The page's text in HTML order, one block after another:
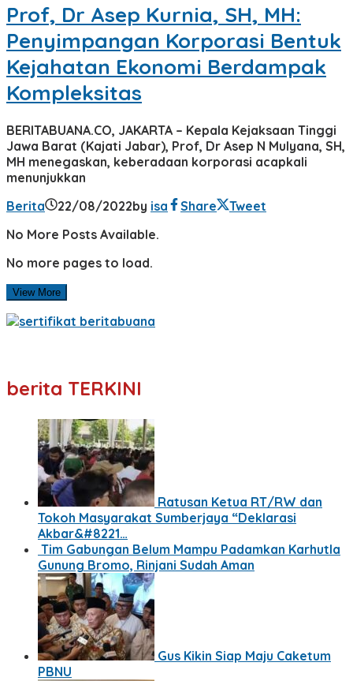
Prof, Dr Asep Kurnia, SH, MH:
Penyimpangan Korporasi Bentuk
Kejahatan Ekonomi Berdampak
Kompleksitas
BERITABUANA.CO, JAKARTA – Kepala Kejaksaan Tinggi
Jawa Barat (Kajati Jabar), Prof, Dr Asep N Mulyana, SH,
MH menegaskan, keberadaan korporasi acapkali
menunjukkan
Berita
22/08/2022by isa Share
Tweet
No More Posts Available.
No more pages to load.
View More
berita TERKINI
Ratusan Ketua RT/RW dan
Tokoh Masyarakat Sumberjaya “Deklarasi
Akbar&#8221…
Tim Gabungan Belum Mampu Padamkan Karhutla
Gunung Bromo, Rinjani Sudah Aman
Gus Kikin Siap Maju Caketum
PBNU